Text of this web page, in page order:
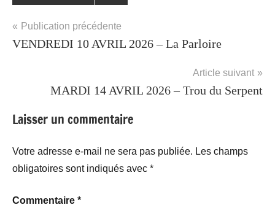
Activités
de
Navigation
de
Publication précédente
VENDREDI 10 AVRIL 2026 – La Parloire
Article suivant
MARDI 14 AVRIL 2026 – Trou du Serpent
Laisser un commentaire
Votre adresse e-mail ne sera pas publiée. Les champs
obligatoires sont indiqués avec *
Commentaire *